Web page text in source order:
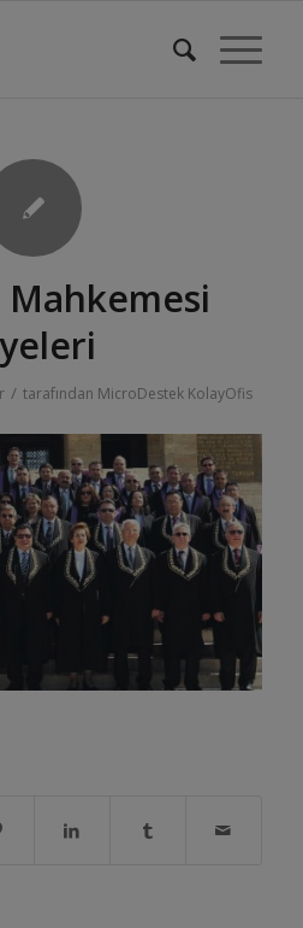
Mahkemesi
/ tarafından MicroDestek KolayOfis